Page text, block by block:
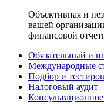
Объективная и
вашей
финансовой
Обязательный и
Международные
Подбор и
Налоговый аудит